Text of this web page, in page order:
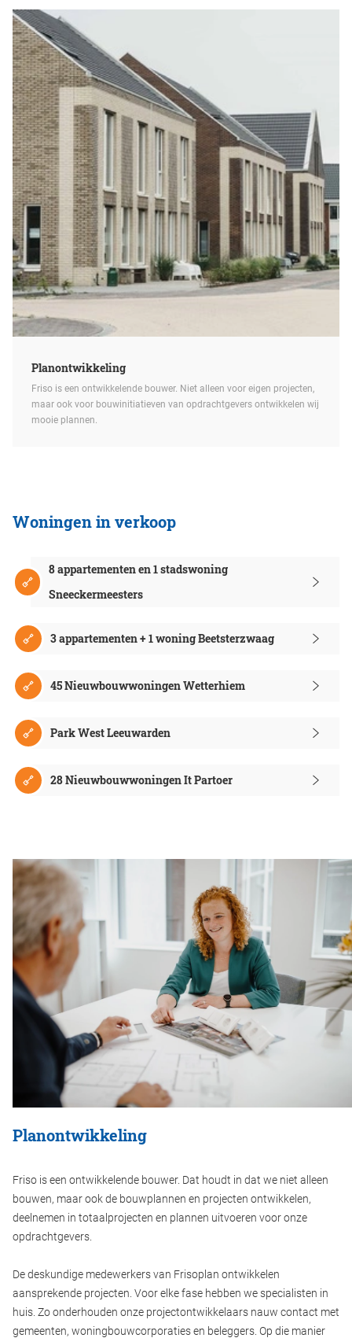
Planontwikkeling
Friso is een ontwikkelende bouwer. Niet alleen voor eigen projecten,
maar ook voor bouwinitiatieven van opdrachtgevers ontwikkelen wij
mooie plannen.
Woningen in verkoop
8 appartementen en 1 stadswoning
Sneeckermeesters
3 appartementen + 1 woning Beetsterzwaag
45 Nieuwbouwwoningen Wetterhiem
Park West Leeuwarden
28 Nieuwbouwwoningen It Partoer
Planontwikkeling
Friso is een ontwikkelende bouwer. Dat houdt in dat we niet alleen
bouwen, maar ook de bouwplannen en projecten ontwikkelen,
deelnemen in totaalprojecten en plannen uitvoeren voor onze
opdrachtgevers.
De deskundige medewerkers van Frisoplan ontwikkelen
aansprekende projecten. Voor elke fase hebben we specialisten in
huis. Zo onderhouden onze projectontwikkelaars nauw contact met
gemeenten, woningbouwcorporaties en beleggers. Op die manier